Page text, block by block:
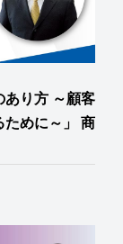
あり方 ～顧客
ために～」 商